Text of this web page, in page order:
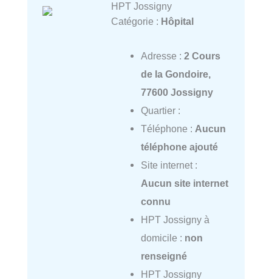
HPT Jossigny
Catégorie : Hôpital
Adresse : 2 Cours
de la Gondoire,
77600 Jossigny
Quartier :
Téléphone : Aucun
téléphone ajouté
Site internet :
Aucun site internet
connu
HPT Jossigny à
domicile : non
renseigné
HPT Jossigny